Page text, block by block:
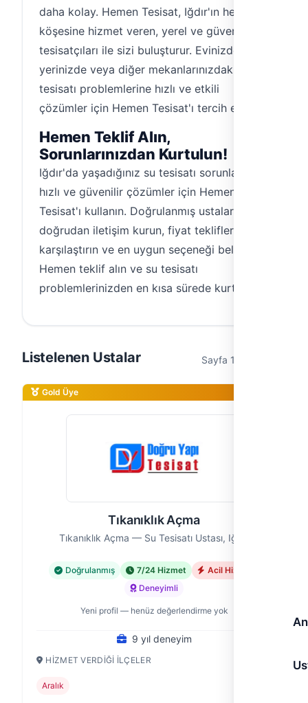
daha kolay. Hemen Tesisat, Iğdır'ın her
köşesine hizmet veren, yerel ve güvenilir su
tesisatçıları ile sizi buluşturur. Evinizde, iş
yerinizde veya diğer mekanlarınızdaki su
tesisatı problemlerine hızlı ve etkili
çözümler için Hemen Tesisat'ı tercih edin.
Hemen Teklif Alın,
Sorunlarınızdan Kurtulun!
Iğdır'da yaşadığınız su tesisatı sorunlarına
hızlı ve güvenilir çözümler için Hemen
Tesisat'ı kullanın. Doğrulanmış ustalarla
doğrudan iletişim kurun, fiyat tekliflerini
karşılaştırın ve en uygun seçeneği belirleyin.
Hemen teklif alın ve su tesisatı
problemlerinizden en kısa sürede kurtulun!
Listelenen Ustalar Sayfa 1 / 1 (2 usta)
Gold Üye
Tıkanıklık Açma
Tıkanıklık Açma — Su Tesisatı Ustası, Iğdır
Doğrulanmış 7/24 Hizmet
Acil Hizmet
Deneyimli
Yeni profil — henüz değerlendirme yok
9 yıl deneyim
HIZMET VERDIĞI İLÇELER
Aralık